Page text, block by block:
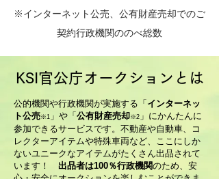
※インターネット公売、公有財産売却でのご
契約行政機関ののべ総数
KSI官公庁オークションとは
公的機関や​行政機関が実施する「 インターネッ
ト公売※1 」や「 公有財産売却※2 」にかんたんに
参加できるサービスです。不動産や自動車、コ
レクターアイテムや特殊車両など、ここにしか
ないユニークなアイテムがたくさん出品されて
います！ 出品者は100％行政機関のため、安